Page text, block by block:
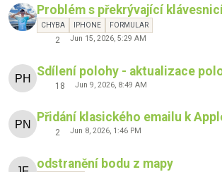
Problém s překrývající
CHYBA IPHONE FORMULAR
2 Jun 15, 2026, 5:29 AM
Sdílení polohy - aktualizace
18 Jun 9, 2026, 8:49 AM
Přidání klasického emailu k
2 Jun 8, 2026, 1:46 PM
odstranění bodu z mapy